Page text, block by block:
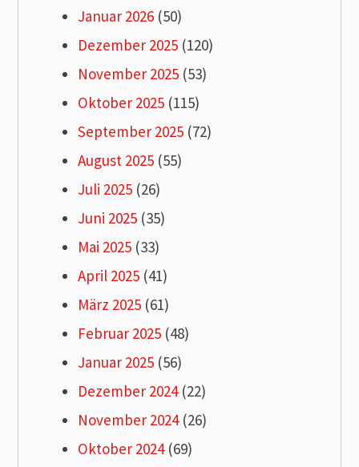
Januar 2026 (50)
Dezember 2025 (120)
November 2025 (53)
Oktober 2025 (115)
September 2025 (72)
August 2025 (55)
Juli 2025 (26)
Juni 2025 (35)
Mai 2025 (33)
April 2025 (41)
März 2025 (61)
Februar 2025 (48)
Januar 2025 (56)
Dezember 2024(22)
November 2024(26)
Oktober 2024(69)